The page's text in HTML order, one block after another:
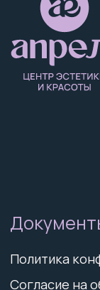
Подология
Эстетика тела
Брови и ресницы
Маникюр и педикюр
Уход за волосами